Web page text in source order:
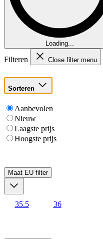
Loading...
Filteren Close filter menu
Sorteren
Aanbevolen
Nieuw
Laagste prijs
Hoogste prijs
Maat EU filter
35.5 36